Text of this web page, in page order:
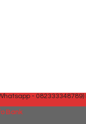
- 082333348789)
Bank